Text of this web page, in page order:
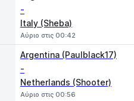
-
Italy (Sheba)
Αύριο στις 00:42
Argentina (Paulblack17)
-
Netherlands (Shooter)
Αύριο στις 00:56